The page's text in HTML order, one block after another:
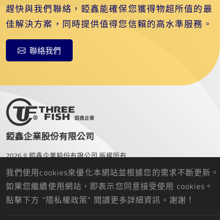
趕快與我們聯絡，錏鑫能確保您獲得物超所值的最
佳解決方案，同時提供值得您信賴的高水準服務。
聯絡我們
錏鑫企業股份有限公司
2026 © 錏鑫企業股份有限公司 版權所有.
我們使用cookies來優化本網站並根據您的需求不斷更新。
如果您繼續使用網站，即表示您同意接受使用 cookies。
點擊下方 “隱私權政策” 閱讀更多詳細資訊。謝謝！